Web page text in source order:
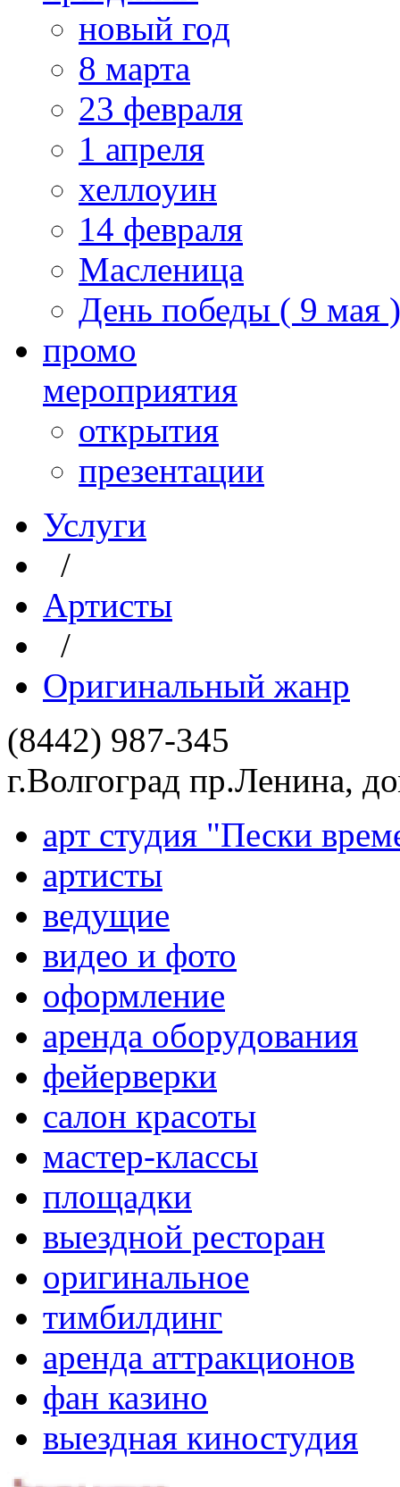
новый год
8 марта
23 февраля
1 апреля
хеллоуин
14 февраля
Масленица
День победы ( 9 мая )
промо
мероприятия
открытия
презентации
Услуги
/
Артисты
/
Оригинальный жанр
(8442) 987-345
г.Волгоград пр.Ленина,
арт студия "Пески
артисты
ведущие
видео и фото
оформление
аренда оборудования
фейерверки
салон красоты
мастер-классы
площадки
выездной ресторан
оригинальное
тимбилдинг
аренда аттракционов
фан казино
выездная киностудия